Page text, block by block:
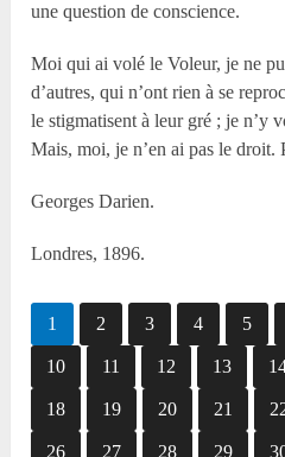
une question de conscience.
Moi qui ai volé le Voleur, je ne
d’autres, qui n’ont rien à se
le stigmatisent à leur gré ; je n’y
Mais, moi, je n’en ai pas le droit.
Georges Darien.
Londres, 1896.
1 2 3 4 5
10 11 12 13
18 19 20 21
26 27 28 29